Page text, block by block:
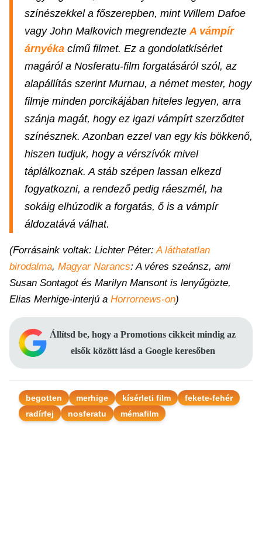
színészekkel a főszerepben, mint Willem Dafoe
vagy John Malkovich megrendezteA vámpír
árnyéka című filmet. Ez a gondolatkísérlet
magáról a Nosferatu-film forgatásáról szól, az
alapállítás szerint Murnau, a német mester, hogy
filmje minden porcikájában hiteles legyen, arra
szánja magát, hogy ez igazi vámpírt szerződtet
színésznek. Azonban ezzel van egy kis bökkenő,
hiszen tudjuk, hogy a vérszívók mivel
táplálkoznak. A stáb szépen lassan elkezd
fogyatkozni, a rendező pedig ráeszmél, ha
sokáig elhúzodik a forgatás, ő is a vámpír
áldozatává válhat.
(Forrásaink voltak: Lichter Péter:A láthatatlan
birodalma, Magyar Narancs: A véres szeánsz, ami
Susan Sontagot és Marilyn Mansont is lenyűgözte,
Elias Merhige-interjú a Horrornews-on)
Állítsd be, hogy a Promotions cikkeit mindig az
elsők között lásd a Google keresőben
begotten merhige kísérleti film
fekete-fehér
radírfej
nosferatu mémafilm